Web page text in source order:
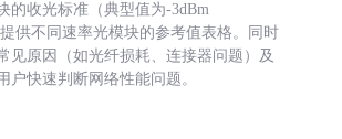
的收光标准（典型值为-3dBm
供不同速率光模块的参考值表格。同时
见原因（如光纤损耗、连接器问题）及
户快速判断网络性能问题。